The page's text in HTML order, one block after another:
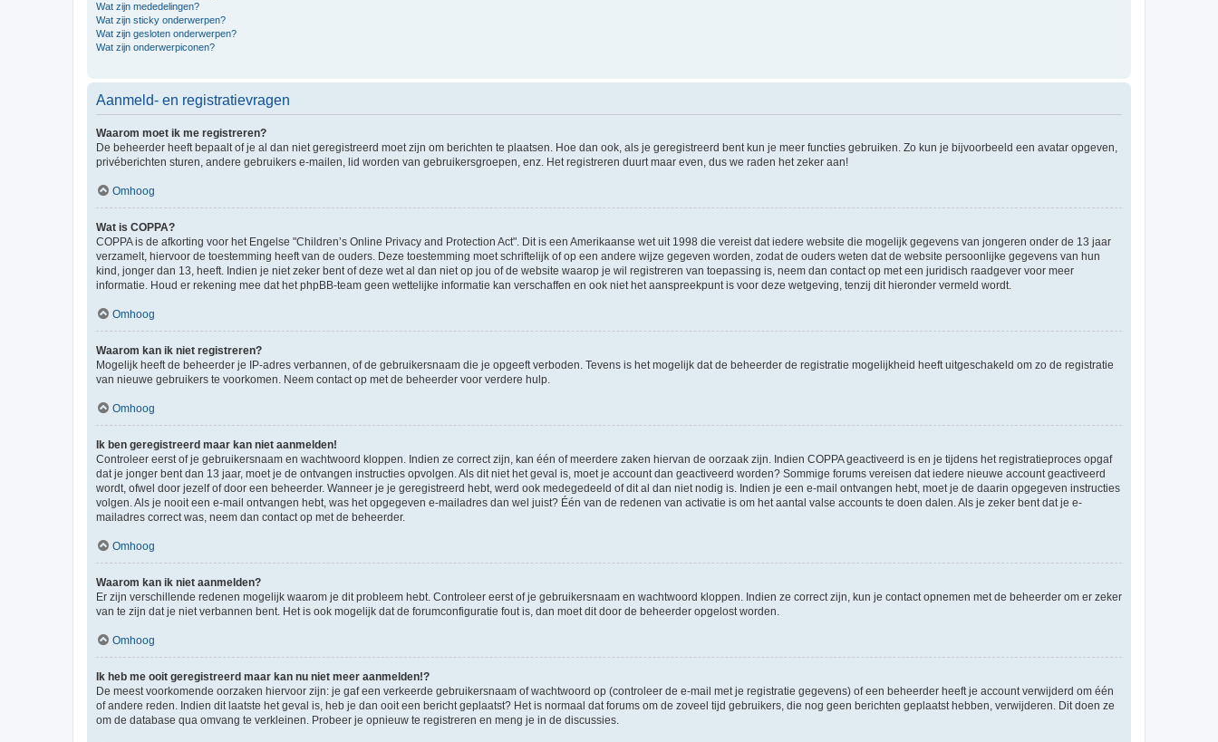
Wat zijn mededelingen?
Wat zijn sticky onderwerpen?
Wat zijn gesloten onderwerpen?
Wat zijn onderwerpiconen?
Aanmeld- en registratievragen
Waarom moet ik me registreren?
De beheerder heeft bepaalt of je al dan niet geregistreerd moet zijn om berichten te plaatsen. Hoe dan ook, als je geregistreerd bent kun je meer functies gebruiken. Zo kun je bijvoorbeeld een avatar opgeven,
privéberichten sturen, andere gebruikers e-mailen, lid worden van gebruikersgroepen, enz. Het registreren duurt maar even, dus we raden het zeker aan!
Omhoog
Wat is COPPA?
COPPA is de afkorting voor het Engelse "Children’s Online Privacy and Protection Act". Dit is een Amerikaanse wet uit 1998 die vereist dat iedere website die mogelijk gegevens van jongeren onder de 13 jaar
verzamelt, hiervoor de toestemming heeft van de ouders. Deze toestemming moet schriftelijk of op een andere wijze gegeven worden, zodat de ouders weten dat de website persoonlijke gegevens van hun
kind, jonger dan 13, heeft. Indien je niet zeker bent of deze wet al dan niet op jou of de website waarop je wil registreren van toepassing is, neem dan contact op met een juridisch raadgever voor meer
informatie. Houd er rekening mee dat het phpBB-team geen wettelijke informatie kan verschaffen en ook niet het aanspreekpunt is voor deze wetgeving, tenzij dit hieronder vermeld wordt.
Omhoog
Waarom kan ik niet registreren?
Mogelijk heeft de beheerder je IP-adres verbannen, of de gebruikersnaam die je opgeeft verboden. Tevens is het mogelijk dat de beheerder de registratie mogelijkheid heeft uitgeschakeld om zo de registratie
van nieuwe gebruikers te voorkomen. Neem contact op met de beheerder voor verdere hulp.
Omhoog
Ik ben geregistreerd maar kan niet aanmelden!
Controleer eerst of je gebruikersnaam en wachtwoord kloppen. Indien ze correct zijn, kan één of meerdere zaken hiervan de oorzaak zijn. Indien COPPA geactiveerd is en je tijdens het registratieproces opgaf
dat je jonger bent dan 13 jaar, moet je de ontvangen instructies opvolgen. Als dit niet het geval is, moet je account dan geactiveerd worden? Sommige forums vereisen dat iedere nieuwe account geactiveerd
wordt, ofwel door jezelf of door een beheerder. Wanneer je je geregistreerd hebt, werd ook medegedeeld of dit al dan niet nodig is. Indien je een e-mail ontvangen hebt, moet je de daarin opgegeven instructies
volgen. Als je nooit een e-mail ontvangen hebt, was het opgegeven e-mailadres dan wel juist? Één van de redenen van activatie is om het aantal valse accounts te doen dalen. Als je zeker bent dat je e-
mailadres correct was, neem dan contact op met de beheerder.
Omhoog
Waarom kan ik niet aanmelden?
Er zijn verschillende redenen mogelijk waarom je dit probleem hebt. Controleer eerst of je gebruikersnaam en wachtwoord kloppen. Indien ze correct zijn, kun je contact opnemen met de beheerder om er zeker
van te zijn dat je niet verbannen bent. Het is ook mogelijk dat de forumconfiguratie fout is, dan moet dit door de beheerder opgelost worden.
Omhoog
Ik heb me ooit geregistreerd maar kan nu niet meer aanmelden!?
De meest voorkomende oorzaken hiervoor zijn: je gaf een verkeerde gebruikersnaam of wachtwoord op (controleer de e-mail met je registratie gegevens) of een beheerder heeft je account verwijderd om één
of andere reden. Indien dit laatste het geval is, heb je dan ooit een bericht geplaatst? Het is normaal dat forums om de zoveel tijd gebruikers, die nog geen berichten geplaatst hebben, verwijderen. Dit doen ze
om de database qua omvang te verkleinen. Probeer je opnieuw te registreren en meng je in de discussies.